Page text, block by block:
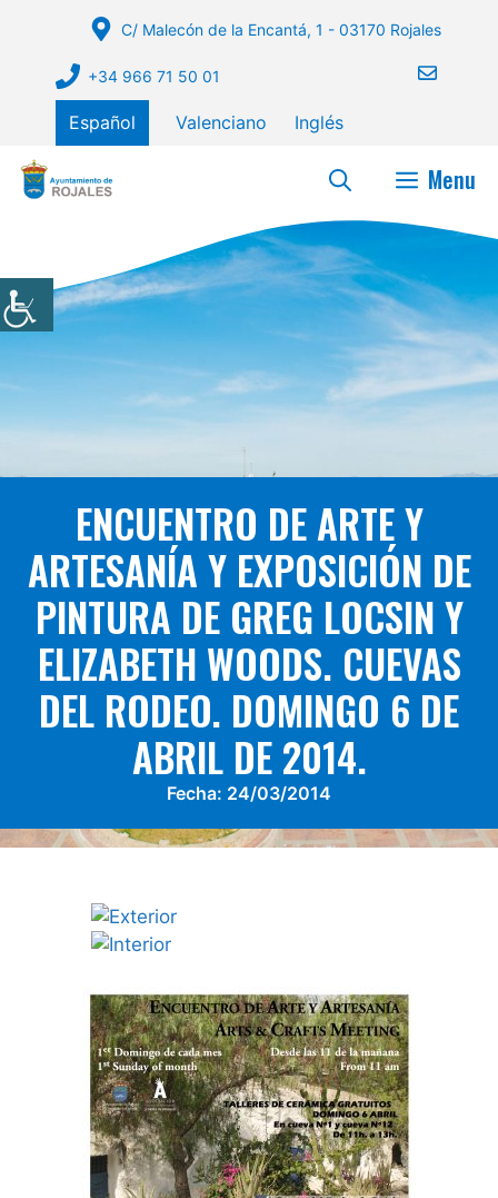
contenido
C/ Malecón de la Encantá, 1 - 03170 Rojales
+34 966 71 50 01
Español Valenciano Inglés
Menu
ENCUENTRO DE ARTE Y
ARTESANÍA Y EXPOSICIÓN DE
PINTURA DE GREG LOCSIN Y
ELIZABETH WOODS. CUEVAS
DEL RODEO. DOMINGO 6 DE
ABRIL DE 2014.
Fecha: 24/03/2014